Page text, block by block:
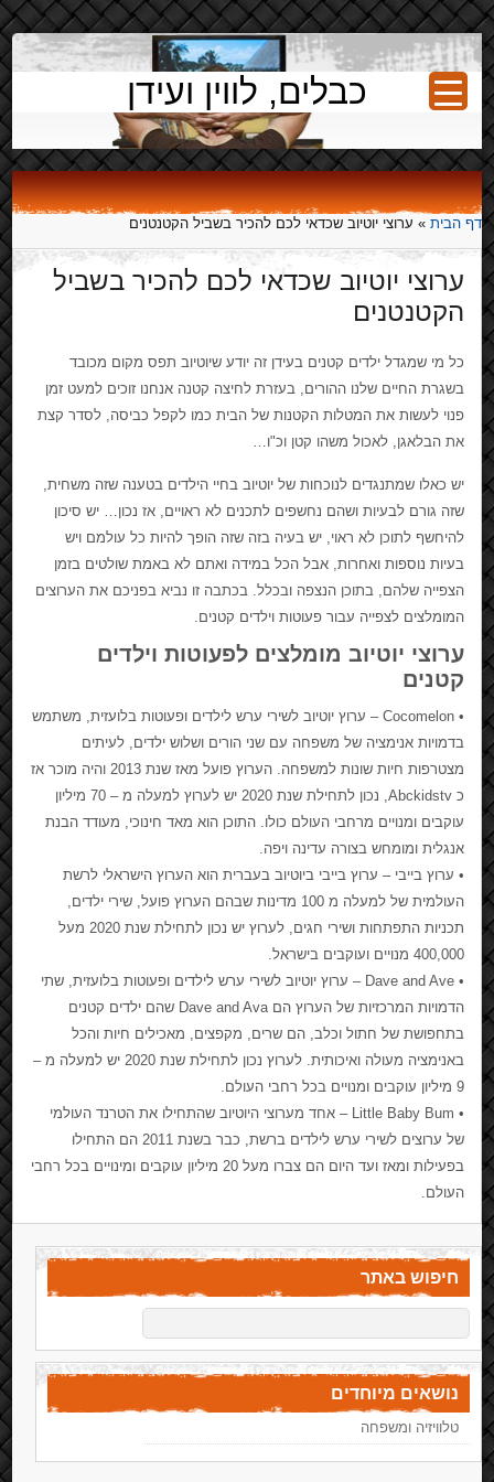
כבלים, לווין ועידן
דף הבית » ערוצי יוטיוב שכדאי לכם להכיר בשביל הקטנטנים
ערוצי יוטיוב שכדאי לכם להכיר בשביל
הקטנטנים
כל מי שמגדל ילדים קטנים בעידן זה יודע שיוטיוב תפס מקום מכובד
בשגרת החיים שלנו ההורים, בעזרת לחיצה קטנה אנחנו זוכים למעט זמן
פנוי לעשות את המטלות הקטנות של הבית כמו לקפל כביסה, לסדר קצת
את הבלאגן, לאכול משהו קטן וכ"ו…
יש כאלו שמתנגדים לנוכחות של יוטיוב בחיי הילדים בטענה שזה משחית,
שזה גורם לבעיות ושהם נחשפים לתכנים לא ראויים, אז נכון… יש סיכון
להיחשף לתוכן לא ראוי, יש בעיה בזה שזה הופך להיות כל עולמם ויש
בעיות נוספות ואחרות, אבל הכל במידה ואתם לא באמת שולטים בזמן
הצפייה שלהם, בתוכן הנצפה ובכלל. בכתבה זו נביא בפניכם את הערוצים
המומלצים לצפייה עבור פעוטות וילדים קטנים.
ערוצי יוטיוב מומלצים לפעוטות וילדים
קטנים
• Cocomelon – ערוץ יוטיוב לשירי ערש לילדים ופעוטות בלועזית, משתמש
בדמויות אנימציה של משפחה עם שני הורים ושלוש ילדים, לעיתים
מצטרפות חיות שונות למשפחה. הערוץ פועל מאז שנת 2013 והיה מוכר אז
כ Abckidstv, נכון לתחילת שנת 2020 יש לערוץ למעלה מ – 70 מיליון
עוקבים ומנויים מרחבי העולם כולו. התוכן הוא מאד חינוכי, מעודד הבנת
אנגלית ומומחש בצורה עדינה ויפה.
• ערוץ בייבי – ערוץ בייבי ביוטיוב בעברית הוא הערוץ הישראלי לרשת
העולמית של למעלה מ 100 מדינות שבהם הערוץ פועל, שירי ילדים,
תכניות התפתחות ושירי חגים, לערוץ יש נכון לתחילת שנת 2020 מעל
400,000 מנויים ועוקבים בישראל.
• Dave and Ave – ערוץ יוטיוב לשירי ערש לילדים ופעוטות בלועזית, שתי
הדמויות המרכזיות של הערוץ הם Dave and Ava שהם ילדים קטנים
בתחפושת של חתול וכלב, הם שרים, מקפצים, מאכילים חיות והכל
באנימציה מעולה ואיכותית. לערוץ נכון לתחילת שנת 2020 יש למעלה מ –
9 מיליון עוקבים ומנויים בכל רחבי העולם.
• Little Baby Bum – אחד מערוצי היוטיוב שהתחילו את הטרנד העולמי
של ערוצים לשירי ערש לילדים ברשת, כבר בשנת 2011 הם התחילו
בפעילות ומאז ועד היום הם צברו מעל 20 מיליון עוקבים ומינויים בכל רחבי
העולם.
חיפוש באתר
נושאים מיוחדים
טלוויזיה ומשפחה